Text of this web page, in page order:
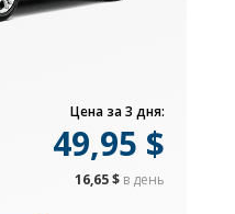
Цена за 3 дня:
49,95 $
16,65 $ в день